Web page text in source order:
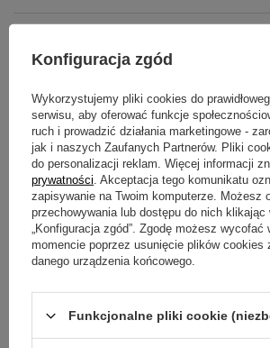
do sadzenia roślin
wymieszać z wierzchnią warstwą gleby lub
nawozu do kilku otworów wokół rośliny
- Granulki należy całkowicie zakryć
- Po zastosowaniu obficie podlać rośliny
stosować wyłącznie na glebę.
- Jednokrotne nawożenie dostarcza
cały sezon wegetacji.
- 3 % całkowity pięciotlenek fosforu
Produkty powiązane
Konfiguracja zgód
Wykorzystujemy pliki cookies do
serwisu, aby oferować funkcje
ruch i prowadzić działania marketingowe -
jak i naszych Zaufanych Partnerów. Pliki
do personalizacji reklam. Więcej informacji
prywatności . Akceptacja tego komunikatu
zapisywanie na Twoim komputerze. Możesz
przechowywania lub dostępu do nich klikając
„Konfiguracja zgód”. Zgodę możesz wycofać
momencie poprzez usunięcie plików cookies
danego urządzenia końcowego.
Funkcjonalne pliki cookie